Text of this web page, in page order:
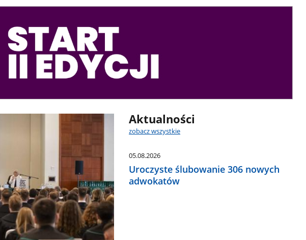
Aktualności
zobacz wszystkie
05.08.2026
Uroczyste ślubowanie 306 nowych
adwokatów